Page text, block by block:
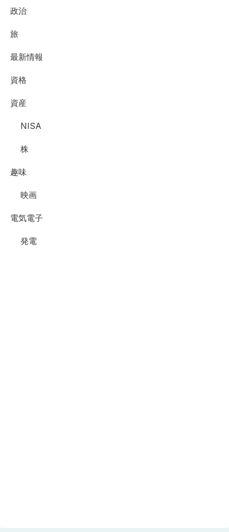
政治
旅
最新情報
資格
資産
NISA
株
趣味
映画
電気電子
発電